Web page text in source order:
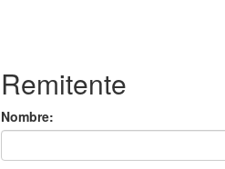
Remitente
Nombre: